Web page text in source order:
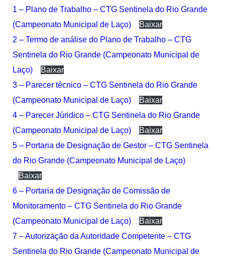
1 – Plano de Trabalho – CTG Sentinela do Rio Grande
(Campeonato Municipal de Laço)
Baixar
2 – Termo de análise do Plano de Trabalho – CTG
Sentinela do Rio Grande (Campeonato Municipal de
Laço)
Baixar
3 – Parecer técnico – CTG Sentinela do Rio Grande
(Campeonato Municipal de Laço)
Baixar
4 – Parecer Júridico – CTG Sentinela do Rio Grande
(Campeonato Municipal de Laço)
Baixar
5 – Portaria de Designação de Gestor – CTG Sentinela
do Rio Grande (Campeonato Municipal de Laço)
Baixar
6 – Portaria de Designação de Comissão de
Monitoramento – CTG Sentinela do Rio Grande
(Campeonato Municipal de Laço)
Baixar
7 – Autorização da Autoridade Competente – CTG
Sentinela do Rio Grande (Campeonato Municipal de